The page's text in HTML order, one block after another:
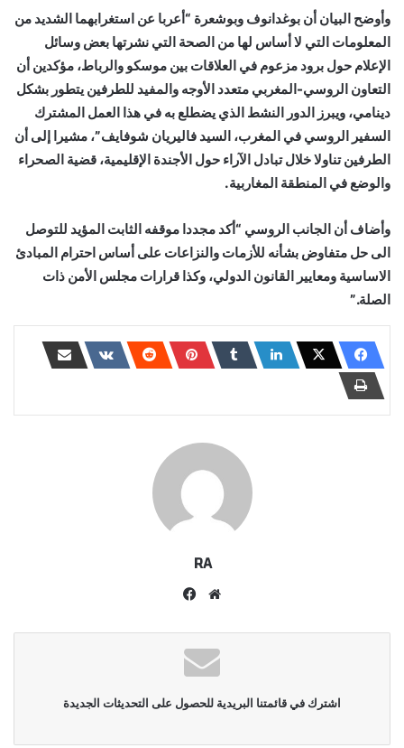
وأوضح البيان أن بوغدانوف وبوشعرة “أعربا عن استغرابهما الشديد من
المعلومات التي لا أساس لها من الصحة التي نشرتها بعض وسائل
الإعلام حول برود مزعوم في العلاقات بين موسكو والرباط، مؤكدين أن
التعاون الروسي-المغربي متعدد الأوجه والمفيد للطرفين يتطور بشكل
دينامي، ويبرز الدور النشط الذي يضطلع به في هذا العمل المشترك
السفير الروسي في المغرب، السيد فاليريان شوفايف”، مشيرا إلى أن
الطرفين تناولا خلال تبادل الآراء حول الأجندة الإقليمية، قضية الصحراء
والوضع في المنطقة المغاربية.
وأضاف أن الجانب الروسي “أكد مجددا موقفه الثابت المؤيد للتوصل
الى حل متفاوض بشأنه للأزمات والنزاعات على أساس احترام المبادئ
الاساسية ومعايير القانون الدولي، وكذا قرارات مجلس الأمن ذات
الصلة.”
RA
موقع
اشترك في قائمتنا البريدية للحصول على التحديثات الجديدة